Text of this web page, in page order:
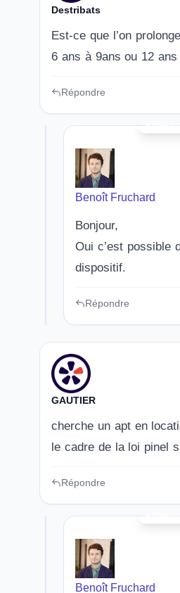
Destribats
Est-ce que l’on
6 ans à 9ans ou 12
Répondre
Benoît Fruchard
Bonjour,
Oui c’est possible
dispositif.
Répondre
GAUTIER
cherche un apt en
le cadre de la loi pinel
Répondre
Benoît Fruchard